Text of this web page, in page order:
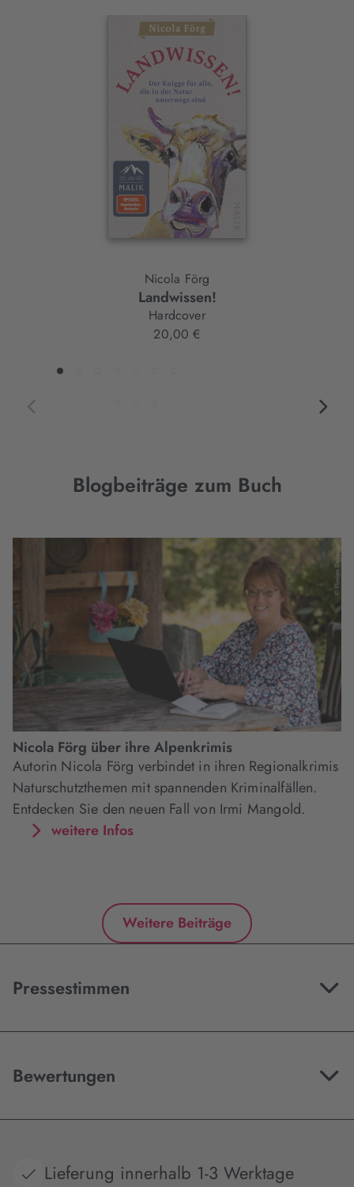
Nicola Förg
Landwissen!
Hardcover
20,00 €
Blogbeiträge zum Buch
Nicola Förg über ihre Alpenkrimis
Autorin Nicola Förg verbindet in ihren Regionalkrimis
Naturschutzthemen mit spannenden Kriminalfällen.
Entdecken Sie den neuen Fall von Irmi Mangold.
weitere Infos
Weitere Beiträge
Pressestimmen
Bewertungen
Lieferung innerhalb 1-3 Werktage